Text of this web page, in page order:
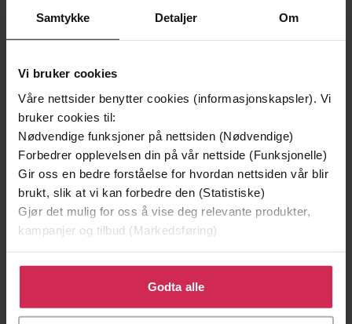
Samtykke Detaljer Om
Vi bruker cookies
Våre nettsider benytter cookies (informasjonskapsler). Vi
bruker cookies til:
Nødvendige funksjoner på nettsiden (Nødvendige)
Forbedrer opplevelsen din på vår nettside (Funksjonelle)
Gir oss en bedre forståelse for hvordan nettsiden vår blir
brukt, slik at vi kan forbedre den (Statistiske)
Gjør det mulig for oss å vise deg relevante produkter,
kampanjer og tilbud (Markedsføring)
Klikk på «Godta alle» for å gi oss ditt samtykke til å
bruke cookies for alle disse formålene. Du kan også
tilpasse ditt samtykke til spesifikke formål ved å klikke
Godta alle
Andre har også kjøpt